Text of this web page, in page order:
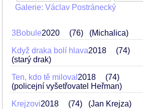
Galerie: Václav Postránecký
3Bobule2020 76 (Michalica)
Když draka bolí hlava2018
74
(starý drak)
Ten, kdo tě miloval 2018
74
(policejní vyšetřovatel Heřman)
Krejzovi2018 74 (Jan Krejza)